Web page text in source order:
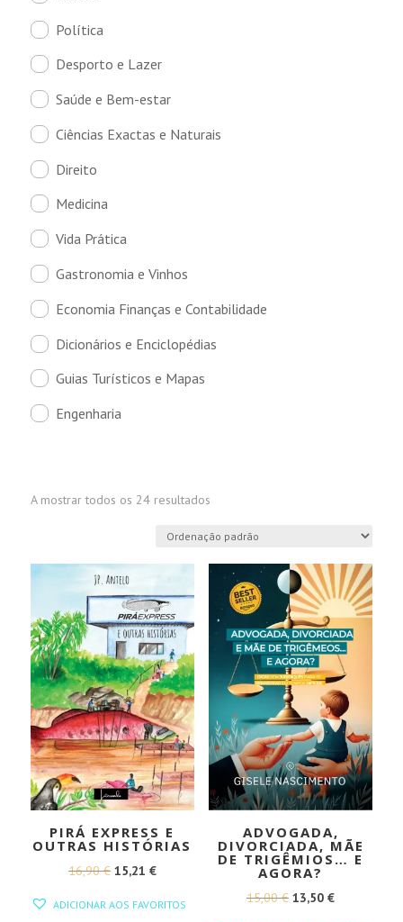
Política
Desporto e Lazer
Saúde e Bem-estar
Ciências Exactas e Naturais
Direito
Medicina
Vida Prática
Gastronomia e Vinhos
Economia Finanças e Contabilidade
Dicionários e Enciclopédias
Guias Turísticos e Mapas
Engenharia
A mostrar todos os 24 resultados
PIRÁ EXPRESS E
OUTRAS HISTÓRIAS
16,90€ O
15,21 €O
ADICIONAR AOS FAVORITOS
ADVOGADA,
DIVORCIADA, MÃE
DE TRIGÊMIOS… E
AGORA?
15,00€ O
13,50 €O